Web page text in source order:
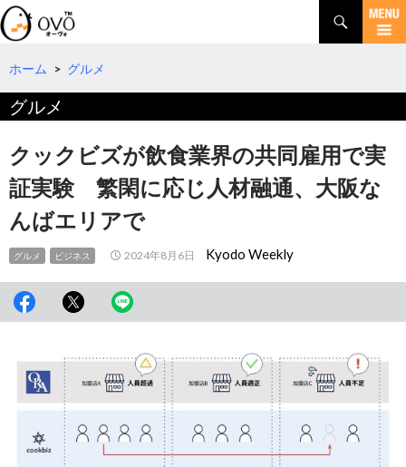
検
索
コ
テ
ツ
へ
動
ホーム > グルメ
グルメ
クックビズが飲食業界の共同雇用で実
証実験 繁閑に応じ人材融通、大阪な
んばエリアで
グルメ ビジネス 2024年8月6日 Kyodo Weekly